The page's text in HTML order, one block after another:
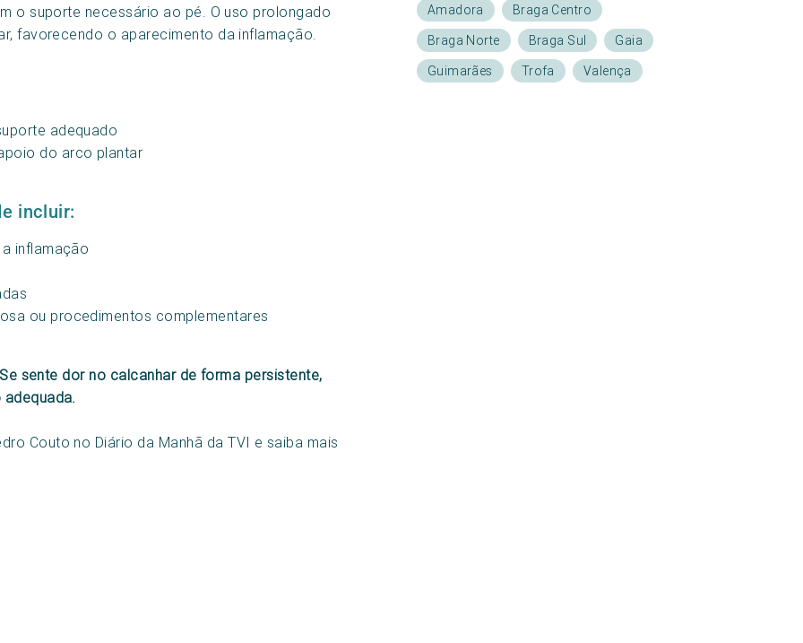
o suporte necessário ao pé. O uso prolongado
favorecendo o aparecimento da inflamação.
adequado
do arco plantar
incluir:
inflamação
ou procedimentos complementares
sente dor no calcanhar de forma persistente,
Couto no Diário da Manhã da TVI e saiba mais
Amadora
Braga Centro
Braga Norte
Braga Sul
Gaia
Guimarães
Trofa Valença